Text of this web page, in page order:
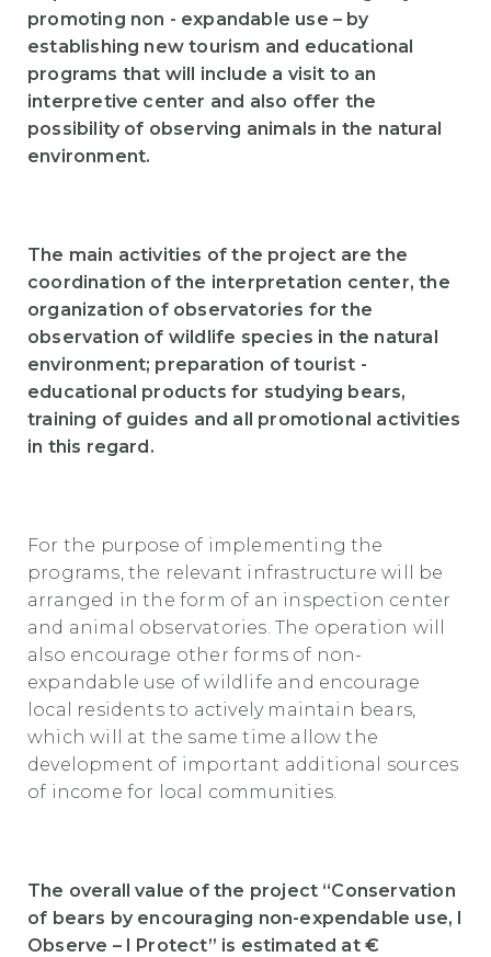
promoting non - expandable use – by
establishing new tourism and educational
programs that will include a visit to an
interpretive center and also offer the
possibility of observing animals in the natural
environment.
The main activities of the project are the
coordination of the interpretation center, the
organization of observatories for the
observation of wildlife species in the natural
environment; preparation of tourist -
educational products for studying bears,
training of guides and all promotional activities
in this regard.
For the purpose of implementing the
programs, the relevant infrastructure will be
arranged in the form of an inspection center
and animal observatories. The operation will
also encourage other forms of non-
expandable use of wildlife and encourage
local residents to actively maintain bears,
which will at the same time allow the
development of important additional sources
of income for local communities.
The overall value of the project “Conservation
of bears by encouraging non-expendable use, I
Observe – I Protect” is estimated at €